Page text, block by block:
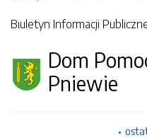
Biuletyn Informacji
Dom
Pniewie